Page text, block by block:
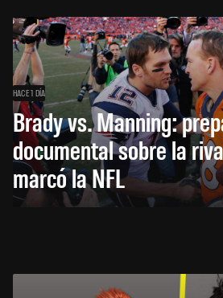
HACE 1 DÍA
Brady vs. Manning:
documental sobre la
marcó la NFL